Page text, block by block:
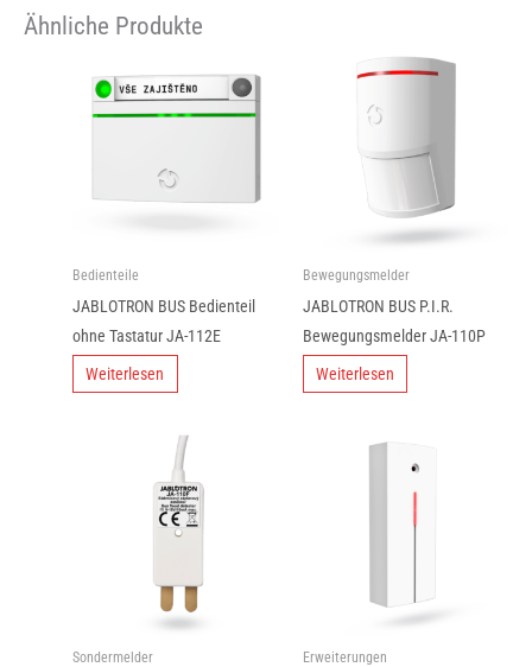
Ähnliche Produkte
Bedienteile
JABLOTRON BUS Bedienteil
ohne Tastatur JA-112E
Weiterlesen
Bewegungsmelder
JABLOTRON BUS P.I.R.
Bewegungsmelder JA-110P
Weiterlesen
Sondermelder Erweiterungen